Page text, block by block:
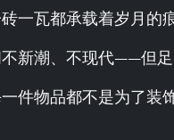
一瓦都承载着岁月的痕
新潮、不现代——但足
件物品都不是为了装